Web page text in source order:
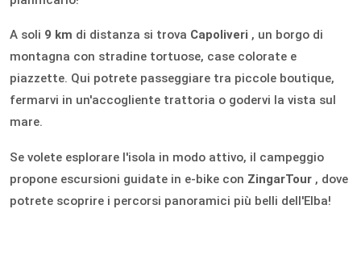
A soli 9 km di distanza si trova Capoliveri , un borgo di
montagna con stradine tortuose, case colorate e
piazzette. Qui potrete passeggiare tra piccole boutique,
fermarvi in ​​un'accogliente trattoria o godervi la vista sul
mare.
Se volete esplorare l'isola in modo attivo, il campeggio
propone escursioni guidate in e-bike con ZingarTour , dove
potrete scoprire i percorsi panoramici più belli dell'Elba!